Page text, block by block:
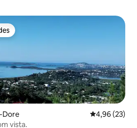
Dore 4,96 de uma
4,96 (23)
vista.